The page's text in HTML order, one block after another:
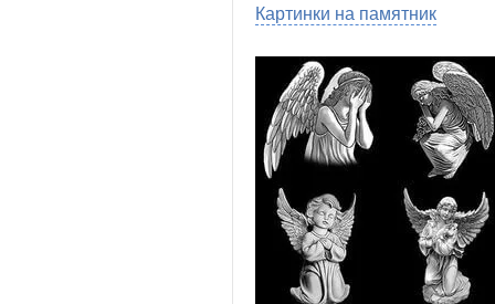
Картинки на памятник